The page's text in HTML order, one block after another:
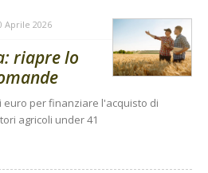
Aprile 2026
riapre lo
euro per finanziare l'acquisto di
agricoli under 41